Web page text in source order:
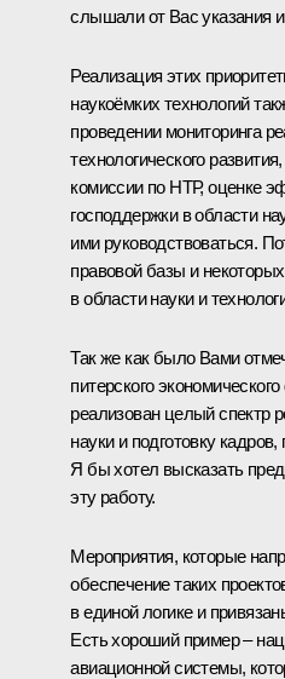
слышали от Вас указания
Реализация этих
наукоёмких технологий
проведении мониторинга
технологического
комиссии по НТР, оценке
господдержки в области
ими руководствоваться.
правовой базы и
в области науки и
Так же как было Вами
питерского
реализован целый спектр
науки и подготовку
Я бы хотел высказать
эту работу.
Мероприятия, которые
обеспечение таких
в единой логике и
Есть хороший пример –
авиационной системы,